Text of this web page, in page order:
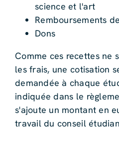
science et l'art
Remboursements
Dons
Comme ces recettes ne
les frais, une cotisation
demandée à chaque
indiquée dans le
s'ajoute un montant en
travail du conseil